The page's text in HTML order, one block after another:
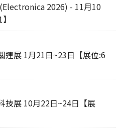
2026) - 11月10
連展 1月21日~23日【展位:6
技展 10月22日~24日【展